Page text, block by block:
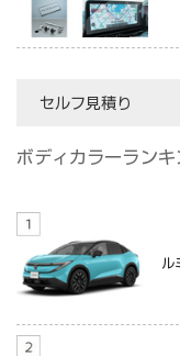
セルフ見積り
ボディカラーランキ
ル